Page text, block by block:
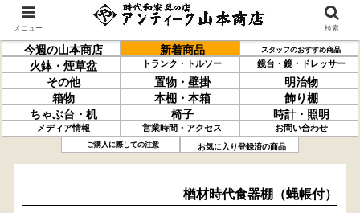
今週の山本商店 新着商品 スタッフのおすすめ商品
火鉢・煙草盆 トランク・トルソー 鏡台・鏡・ドレッサー
その他 置物・壁掛
明治物
箱物
本棚・本箱
飾り棚
ちゃぶ台・机
椅子 時計・照明
メディア情報 営業時間・アクセス お問い合わせ
ご購入に際しての注意 お気に入り登録済の商品
時代食器棚（蝿帳付）
楢材時代食器棚（蝿帳付）
メニュー 検索